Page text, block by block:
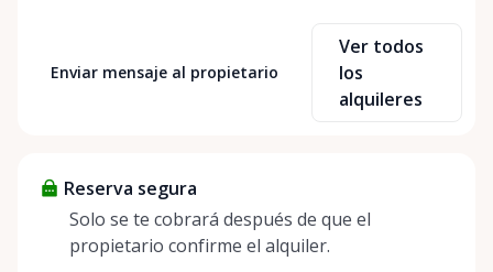
At Cody Party Rentals, we believe in the power of
sharing—giving others the chance to rent out their
items and experience the benefits of renting. It’s
positive impact on the environment. By choosing to
share instead of buy, we’re all doing our part to
make things easier on Mother Nature.
Enviar mensaje al propietario
Ver todos
los
alquileres
Reserva segura
Solo se te cobrará después de que el
propietario confirme el alquiler.